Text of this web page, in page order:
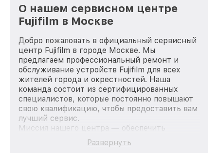
О нашем сервисном центре
Fujifilm в Москве
Добро пожаловать в официальный сервисный
центр Fujifilm в городе Москве. Мы
предлагаем профессиональный ремонт и
обслуживание устройств Fujifilm для всех
жителей города и окрестностей. Наша
команда состоит из сертифицированных
специалистов, которые постоянно повышают
свою квалификацию, чтобы предоставить вам
лучший сервис.
Миссия нашего центра — обеспечить
качественный и доступный ремонт для
каждого пользователя продукции Fujifilm, вне
Развернуть